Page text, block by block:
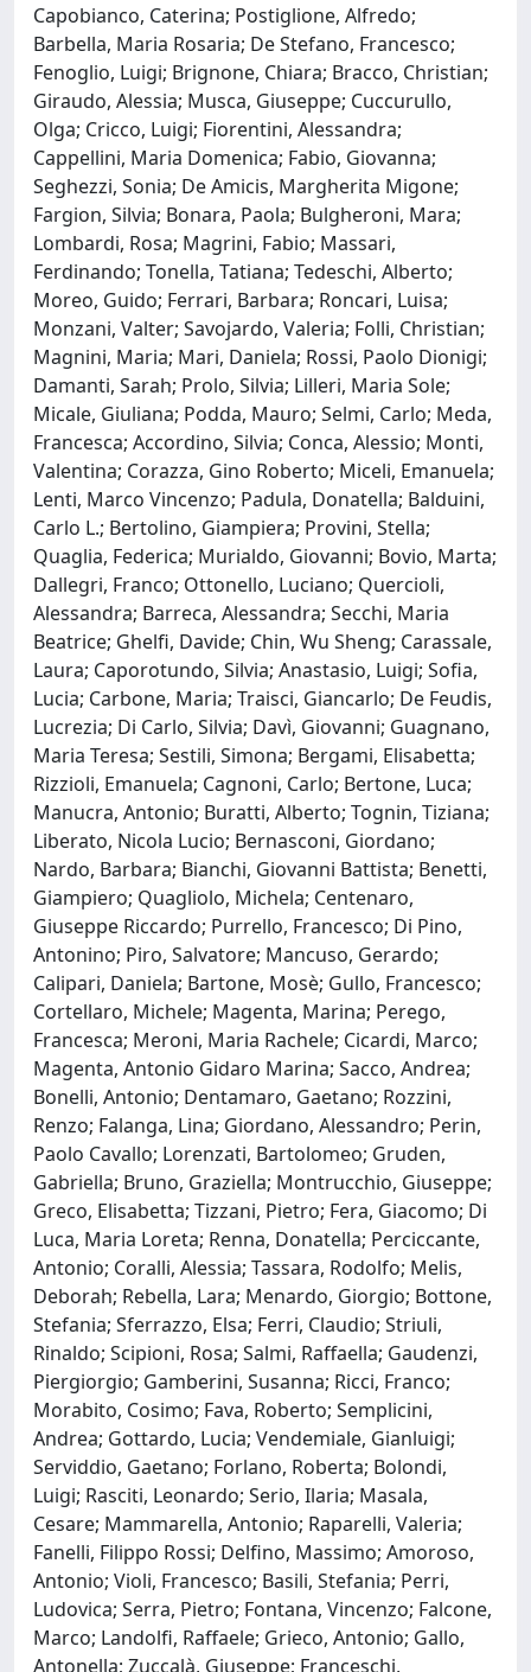
Capobianco, Caterina; Postiglione, Alfredo;
Barbella, Maria Rosaria; De Stefano, Francesco;
Fenoglio, Luigi; Brignone, Chiara; Bracco, Christian;
Giraudo, Alessia; Musca, Giuseppe; Cuccurullo,
Olga; Cricco, Luigi; Fiorentini, Alessandra;
Cappellini, Maria Domenica; Fabio, Giovanna;
Seghezzi, Sonia; De Amicis, Margherita Migone;
Fargion, Silvia; Bonara, Paola; Bulgheroni, Mara;
Lombardi, Rosa; Magrini, Fabio; Massari,
Ferdinando; Tonella, Tatiana; Tedeschi, Alberto;
Moreo, Guido; Ferrari, Barbara; Roncari, Luisa;
Monzani, Valter; Savojardo, Valeria; Folli, Christian;
Magnini, Maria; Mari, Daniela; Rossi, Paolo Dionigi;
Damanti, Sarah; Prolo, Silvia; Lilleri, Maria Sole;
Micale, Giuliana; Podda, Mauro; Selmi, Carlo; Meda,
Francesca; Accordino, Silvia; Conca, Alessio; Monti,
Valentina; Corazza, Gino Roberto; Miceli, Emanuela;
Lenti, Marco Vincenzo; Padula, Donatella; Balduini,
Carlo L.; Bertolino, Giampiera; Provini, Stella;
Quaglia, Federica; Murialdo, Giovanni; Bovio, Marta;
Dallegri, Franco; Ottonello, Luciano; Quercioli,
Alessandra; Barreca, Alessandra; Secchi, Maria
Beatrice; Ghelfi, Davide; Chin, Wu Sheng; Carassale,
Laura; Caporotundo, Silvia; Anastasio, Luigi; Sofia,
Lucia; Carbone, Maria; Traisci, Giancarlo; De Feudis,
Lucrezia; Di Carlo, Silvia; Davì, Giovanni; Guagnano,
Maria Teresa; Sestili, Simona; Bergami, Elisabetta;
Rizzioli, Emanuela; Cagnoni, Carlo; Bertone, Luca;
Manucra, Antonio; Buratti, Alberto; Tognin, Tiziana;
Liberato, Nicola Lucio; Bernasconi, Giordano;
Nardo, Barbara; Bianchi, Giovanni Battista; Benetti,
Giampiero; Quagliolo, Michela; Centenaro,
Giuseppe Riccardo; Purrello, Francesco; Di Pino,
Antonino; Piro, Salvatore; Mancuso, Gerardo;
Calipari, Daniela; Bartone, Mosè; Gullo, Francesco;
Cortellaro, Michele; Magenta, Marina; Perego,
Francesca; Meroni, Maria Rachele; Cicardi, Marco;
Magenta, Antonio Gidaro Marina; Sacco, Andrea;
Bonelli, Antonio; Dentamaro, Gaetano; Rozzini,
Renzo; Falanga, Lina; Giordano, Alessandro; Perin,
Paolo Cavallo; Lorenzati, Bartolomeo; Gruden,
Gabriella; Bruno, Graziella; Montrucchio, Giuseppe;
Greco, Elisabetta; Tizzani, Pietro; Fera, Giacomo; Di
Luca, Maria Loreta; Renna, Donatella; Perciccante,
Antonio; Coralli, Alessia; Tassara, Rodolfo; Melis,
Deborah; Rebella, Lara; Menardo, Giorgio; Bottone,
Stefania; Sferrazzo, Elsa; Ferri, Claudio; Striuli,
Rinaldo; Scipioni, Rosa; Salmi, Raffaella; Gaudenzi,
Piergiorgio; Gamberini, Susanna; Ricci, Franco;
Morabito, Cosimo; Fava, Roberto; Semplicini,
Andrea; Gottardo, Lucia; Vendemiale, Gianluigi;
Serviddio, Gaetano; Forlano, Roberta; Bolondi,
Luigi; Rasciti, Leonardo; Serio, Ilaria; Masala,
Cesare; Mammarella, Antonio; Raparelli, Valeria;
Fanelli, Filippo Rossi; Delfino, Massimo; Amoroso,
Antonio; Violi, Francesco; Basili, Stefania; Perri,
Ludovica; Serra, Pietro; Fontana, Vincenzo; Falcone,
Marco; Landolfi, Raffaele; Grieco, Antonio; Gallo,
Antonella; Zuccalà, Giuseppe; Franceschi,